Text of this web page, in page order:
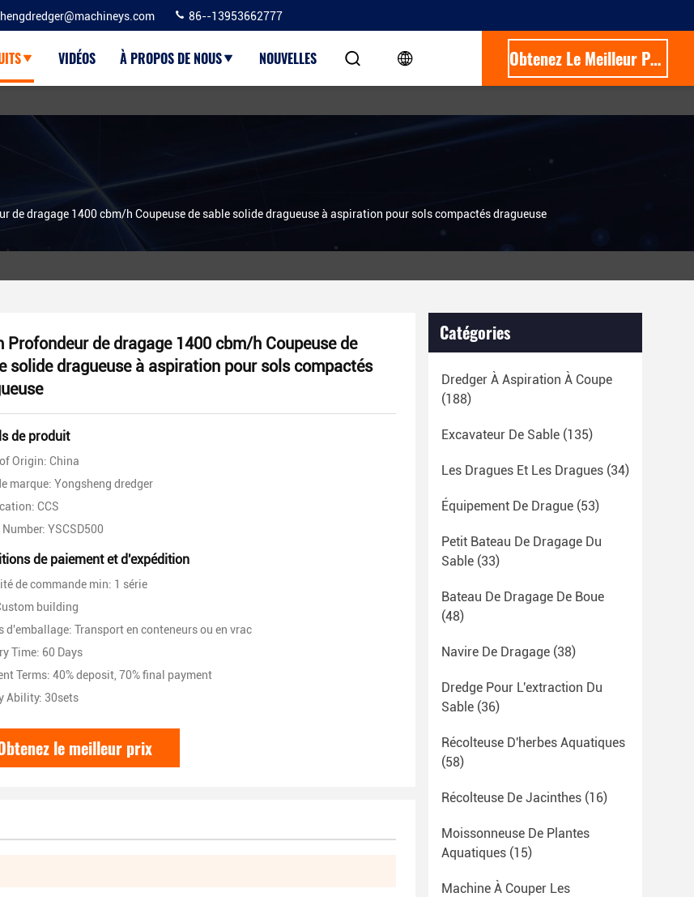
86--13953662777
VIDÉOS À PROPOS DE NOUS NOUVELLES Obtenez Le Meilleur Prix
de dragage 1400 cbm/h Coupeuse de sable solide dragueuse à aspiration pour sols compactés dragueuse
Profondeur de dragage 1400 cbm/h Coupeuse de
solide dragueuse à aspiration pour sols compactés
de produit
Origin: China
marque: Yongsheng dredger
CCS
Number: YSCSD500
de paiement et d'expédition
de commande min: 1 série
building
d'emballage: Transport en conteneurs ou en vrac
Time: 60 Days
Terms: 40% deposit, 70% final payment
Ability: 30sets
le meilleur prix
Catégories
Dredger À Aspiration À Coupe
(188)
Excavateur De Sable (135)
Les Dragues Et Les Dragues (34)
Équipement De Drague (53)
Petit Bateau De Dragage Du
Sable (33)
Bateau De Dragage De Boue
(48)
Navire De Dragage (38)
Dredge Pour L'extraction Du
Sable (36)
Récolteuse D'herbes Aquatiques
(58)
Récolteuse De Jacinthes (16)
Moissonneuse De Plantes
Aquatiques (15)
Machine À Couper Les